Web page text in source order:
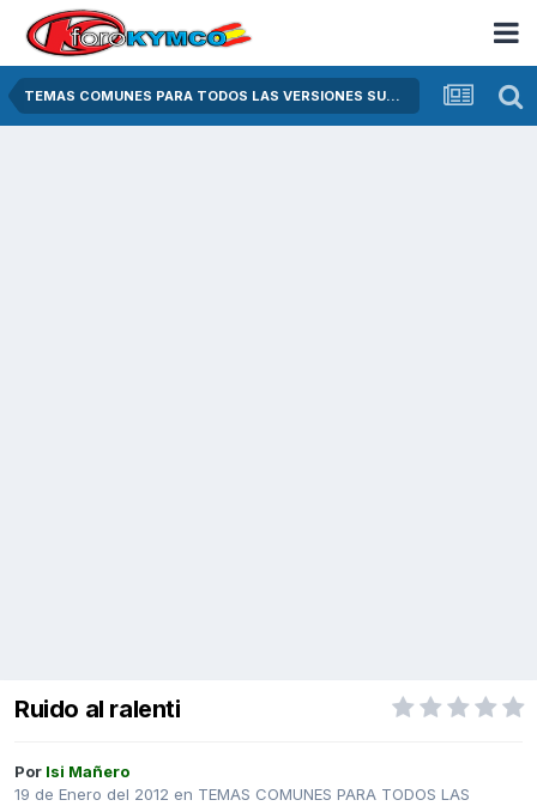
TEMAS COMUNES PARA TODOS LAS VERSIONES SUPER DINK
Ruido al ralenti
Por Isi Mañero
19 de Enero del 2012 en TEMAS COMUNES PARA TODOS LAS